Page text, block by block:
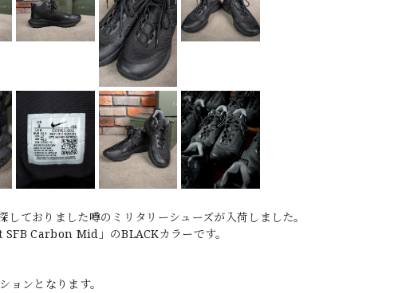
しておりました噂のミリタリーシューズが入荷しました。
Carbon Mid」のBLACKカラーです。
ョンとなります。